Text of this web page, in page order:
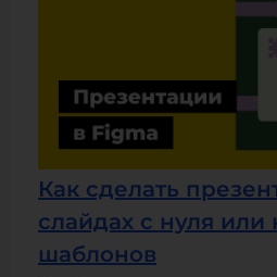
так и общий масштаб
того, работаете ли вы в
Как сделать
слайдах с нуля или
шаблонов